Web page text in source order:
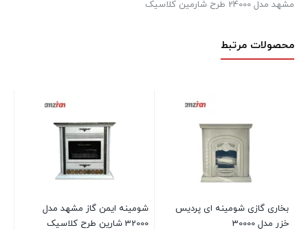
مشهد مدل 24000 طرح شارمین کلاسیک
محصولات مرتبط
گازی شومینه ای پرديس
شومینه ایمن گاز مشهد مدل